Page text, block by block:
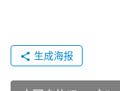
生成海报